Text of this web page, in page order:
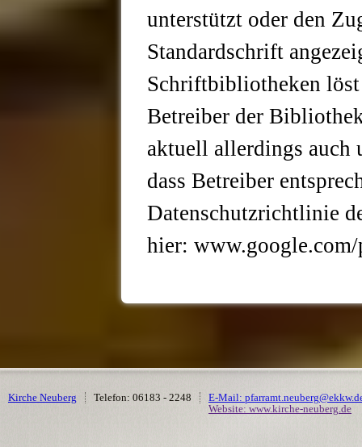
unterstützt oder den
Standardschrift
Schriftbibliotheken
Betreiber der
aktuell allerdings auch
dass Betreiber
Datenschutzrichtlinie
hier:
Kirche Neuberg Telefon: 06183 - 2248
E-Mail:
Website: www.kirche-neuberg.de